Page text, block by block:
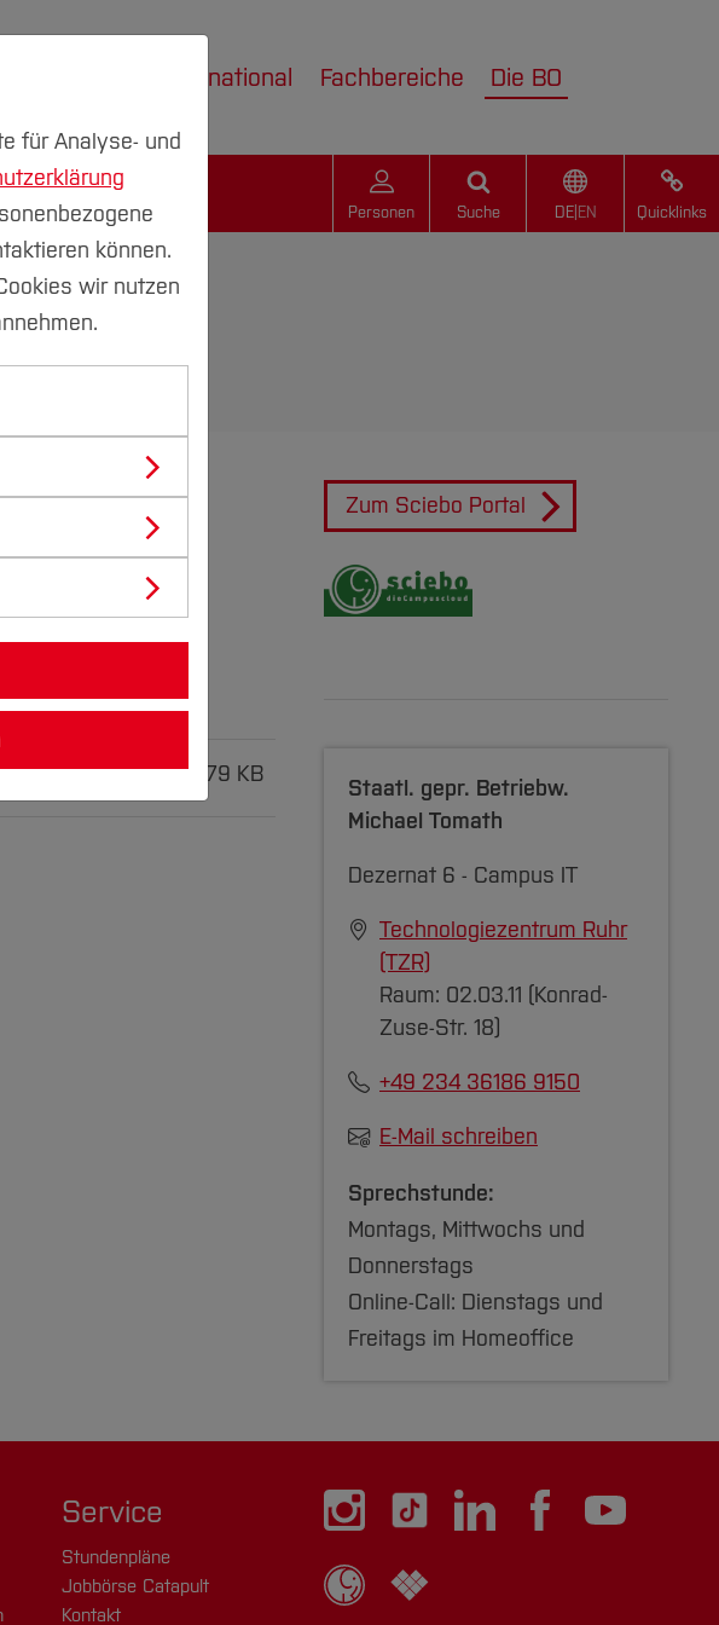
International Fachbereiche Die BO
Personen Suche DE| EN Quicklinks
Antrag
PDF 79 KB
Zum Sciebo Portal
Staatl. gepr. Betriebw.
Michael Tomath
Dezernat 6 - Campus IT
Technologiezentrum Ruhr
(TZR)
Raum: 02.03.11 (Konrad-
Zuse-Str. 18)
+49 234 36186 9150
E-Mail schreiben
Sprechstunde:
Montags, Mittwochs und
Donnerstags
Online-Call: Dienstags und
Freitags im Homeoffice
Service
Stundenpläne
Jobbörse Catapult
Kontakt
für Analyse- und
können.
wir nutzen